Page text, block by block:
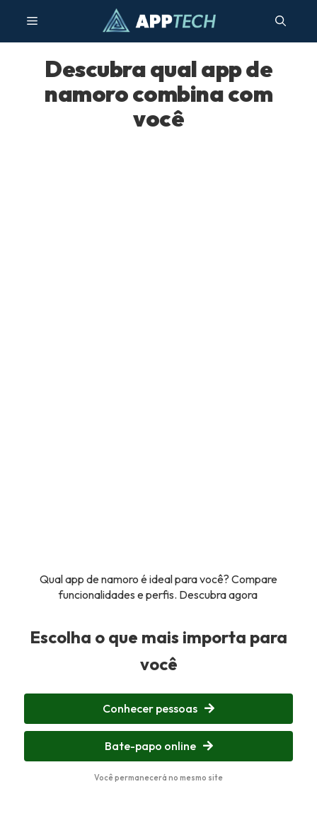
o
conteúdo
Menu
Descubra qual app de
namoro combina com
você
Qual app de namoro é ideal para você? Compare
funcionalidades e perfis. Descubra agora
Escolha o que mais importa para
você
Conhecer pessoas
Bate-papo online
Você permanecerá no mesmo site